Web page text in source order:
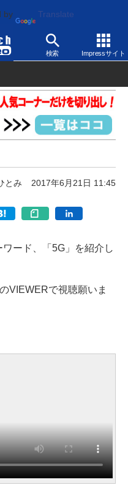
by Translate
検索 Impressサイト
とみ 2017年6月21日 11:45
ード、「5G」を紹介し
VIEWERで視聴願いま